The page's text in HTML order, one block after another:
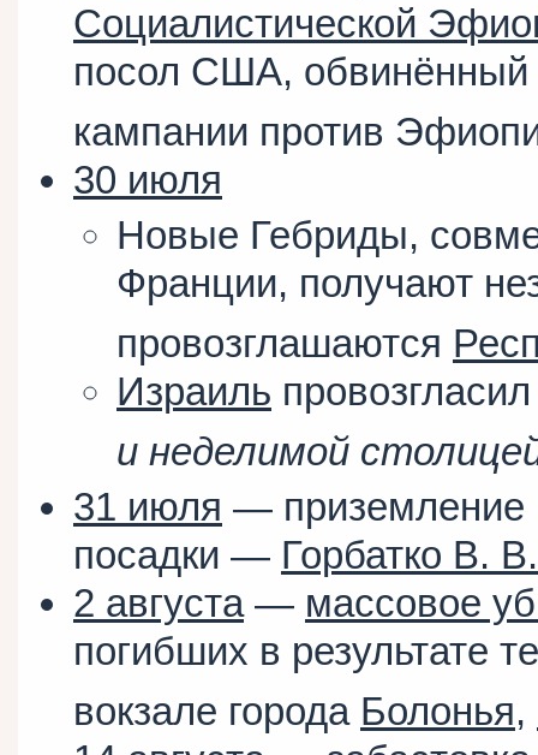
Социалистической
посол США, обвинённый
кампании против
30 июля
Новые Гебриды,
Франции, получают
провозглашаются
Израиль
и неделимой
31 июля — приземление
посадки — Горбатко В. В.
2 августа— массовое
погибших в результате
вокзале города Болонья,